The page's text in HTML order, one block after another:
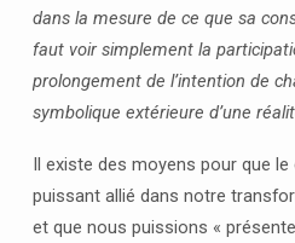
dans la mesure de ce que sa
faut voir simplement la
prolongement de l’intention de
symbolique extérieure d’une
Il existe des moyens pour que le
puissant allié dans notre
et que nous puissions «